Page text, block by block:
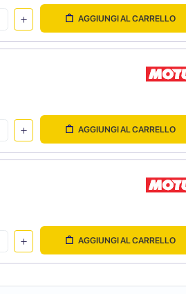
AGGIUNGI AL CARRELLO
AGGIUNGI AL CARRELLO
AGGIUNGI AL CARRELLO